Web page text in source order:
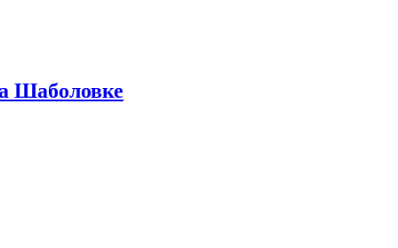
Шаболовке